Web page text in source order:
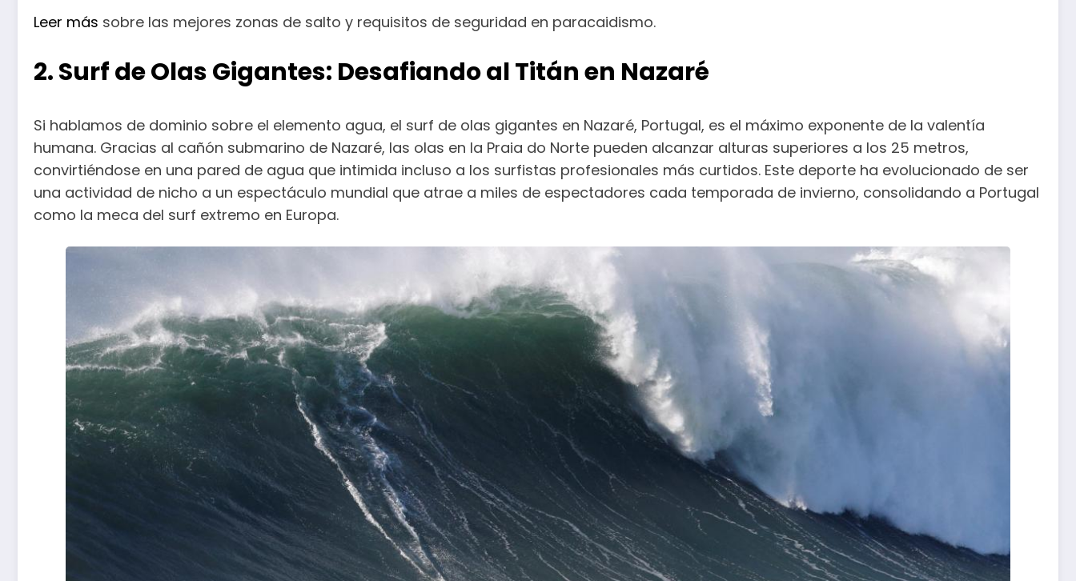
Leer más sobre las mejores zonas de salto y requisitos de seguridad en paracaidismo.
2. Surf de Olas Gigantes: Desafiando al Titán en Nazaré
Si hablamos de dominio sobre el elemento agua, el surf de olas gigantes en Nazaré, Portugal, es el máximo exponente de la valentía
humana. Gracias al cañón submarino de Nazaré, las olas en la Praia do Norte pueden alcanzar alturas superiores a los 25 metros,
convirtiéndose en una pared de agua que intimida incluso a los surfistas profesionales más curtidos. Este deporte ha evolucionado de ser
una actividad de nicho a un espectáculo mundial que atrae a miles de espectadores cada temporada de invierno, consolidando a Portugal
como la meca del surf extremo en Europa.